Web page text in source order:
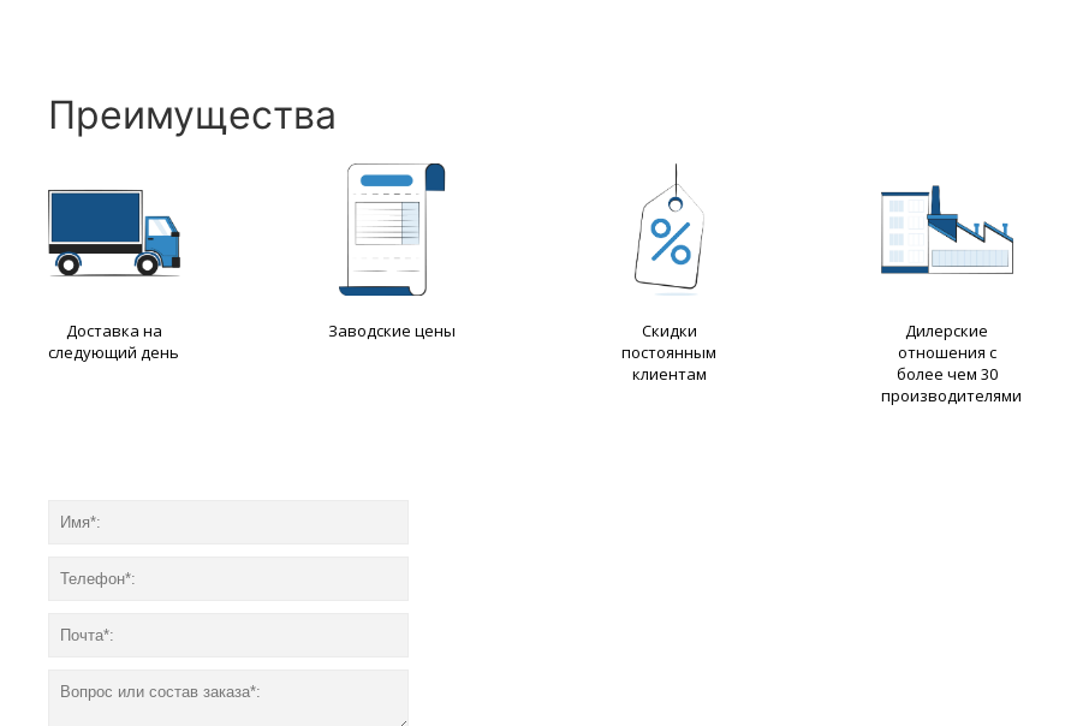
Преимущества
Доставка на
следующий день
Заводские цены
Скидки
постоянным
клиентам
Дилерские
отношения с
более чем 30
производителями